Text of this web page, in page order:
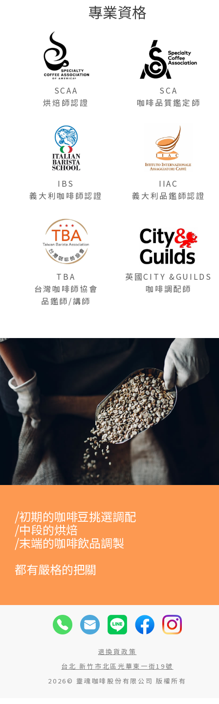
專業資格
SCAA
烘焙師認證
SCA
咖啡品質鑑定師
IBS
義大利咖啡師認證
IIAC
義大利品鑑師認證
TBA
台灣咖啡師協會
品鑑師/講師
英國CITY &GUILDS
咖啡調配師
/初期的咖啡豆挑選調配
/中段的烘焙
/末端的咖啡飲品調製
都有嚴格的把關
退換貨政策
台北 新竹市北區光華東一街19號
2026© 靈魂咖啡股份有限公司 版權所有